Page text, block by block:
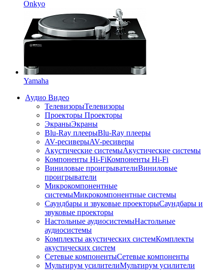
Onkyo
Yamaha
Аудио Видео
ТелевизорыТелевизоры
Проекторы Проекторы
ЭкраныЭкраны
Blu-Ray плеерыBlu-Ray плееры
AV-ресиверыAV-ресиверы
Акустические системыАкустические системы
Компоненты Hi-FiКомпоненты Hi-Fi
Виниловые проигрывателиВиниловые
проигрыватели
Микрокомпонентные
системыМикрокомпонентные системы
Саундбары и звуковые проекторыСаундбары и
звуковые проекторы
Настольные аудиосистемыНастольные
аудиосистемы
Комплекты акустических системКомплекты
акустических систем
Сетевые компонентыСетевые компоненты
Мультирум усилителиМультирум усилители